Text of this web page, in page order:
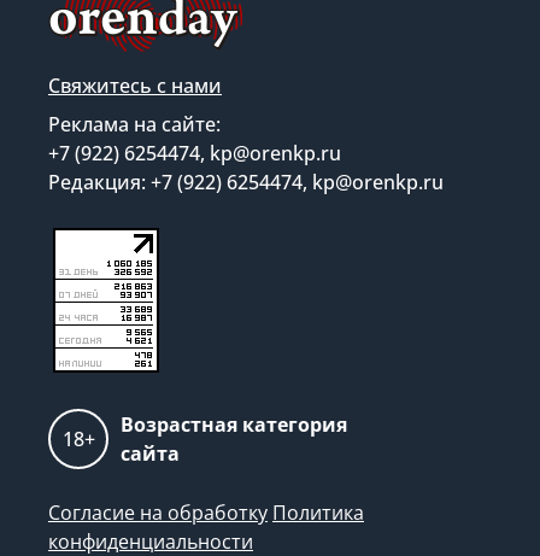
Свяжитесь с нами
Реклама на сайте:
+7 (922) 6254474, kp@orenkp.ru
Редакция: +7 (922) 6254474, kp@orenkp.ru
18+
Возрастная категория
сайта
Согласие на обработку Политика
конфиденциальности